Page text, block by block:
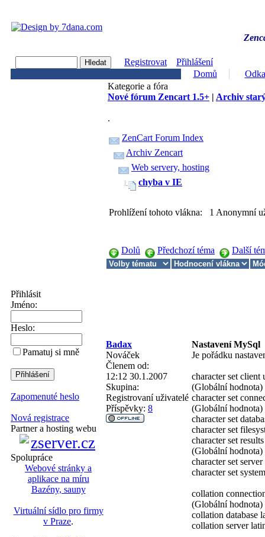
Registrovat
Přihlášení
Domů
Přihlásit
Jméno:
Heslo:
Pamatuj si mně
Zapomenuté heslo
Nová registrace
Partner a hosting webu
Spolupráce
Webové stránky a
aplikace na míru
Bazény, sauny
Virtuální sídlo pro firmy
v Praze.
Kategorie a fóra
Nové fórum Zencart 1.5+ | Archiv
.
ZenCart Forum Index
Archiv Zencart
Web servery, hosting
chyba v IE
Prohlížení tohoto vlákna: 1 Anonymní
Dolů Předchozí téma Další
Badax
Nastavení MySql
Nováček
Členem od:
12:12 30.1.2007
Skupina:
Registrovaní uživatelé
Příspěvky: 8
Je pořádku
character set client
(Globální hodnota)
character set
(Globální hodnota)
character set
character set
character set
(Globální hodnota)
character set
character set
collation
(Globální
collation database
collation server